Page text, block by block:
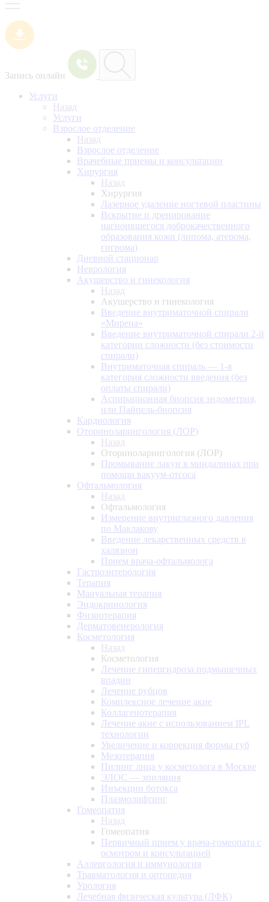
Запись онлайн
Услуги
Назад
Услуги
Взрослое отделение
Назад
Взрослое отделение
Врачебные приемы и консультации
Хирургия
Назад
Хирургия
Лазерное удаление ногтевой пластины
Вскрытие и дренирование
нагноившегося доброкачественного
образования кожи (липома, атерома,
гигрома)
Дневной стационар
Неврология
Акушерство и гинекология
Назад
Акушерство и гинекология
Введение внутриматочной спирали
«Мирена»
Введение внутриматочной спирали 2-й
категории сложности (без стоимости
спирали)
Внутриматочная спираль — 1-я
категория сложности введения (без
оплаты спирали)
Аспирационная биопсия эндометрия,
или Пайпель-биопсия
Кардиология
Оториноларингология (ЛОР)
Назад
Оториноларингология (ЛОР)
Промывание лакун в миндалинах при
помощи вакуум-отсоса
Офтальмология
Назад
Офтальмология
Измерение внутриглазного давления
по Маклакову
Введение лекарственных средств в
халязион
Прием врача-офтальмолога
Гастроэнтерология
Терапия
Мануальная терапия
Эндокринология
Физиотерапия
Дерматовенерология
Косметология
Назад
Косметология
Лечение гипергидроза подмышечных
впадин
Лечение рубцов
Комплексное лечение акне
Коллагенотерапия
Лечение акне с использованием IPL
технологии
Увеличение и коррекция формы губ
Мезотерапия
Пилинг лица у косметолога в Москве
ЭЛОС — эпиляция
Инъекции ботокса
Плазмолифтинг
Гомеопатия
Назад
Гомеопатия
Первичный прием у врача-гомеопата с
осмотром и консультацией
Аллергология и иммунология
Травматология и ортопедия
Урология
Лечебная физическая культура (ЛФК)